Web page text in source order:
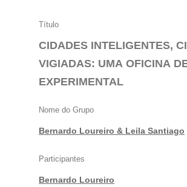
CIDADES
INTELIGENTES,
CIDADES
VIGIADAS:
UMA
OFICINA
MAPEAMENTO
EXPERIMENTAL
Título
CIDADES INTELIGENTES,
VIGIADAS: UMA OFICINA
EXPERIMENTAL
Nome do Grupo
Bernardo Loureiro & Leila Santiago
Participantes
Bernardo Loureiro